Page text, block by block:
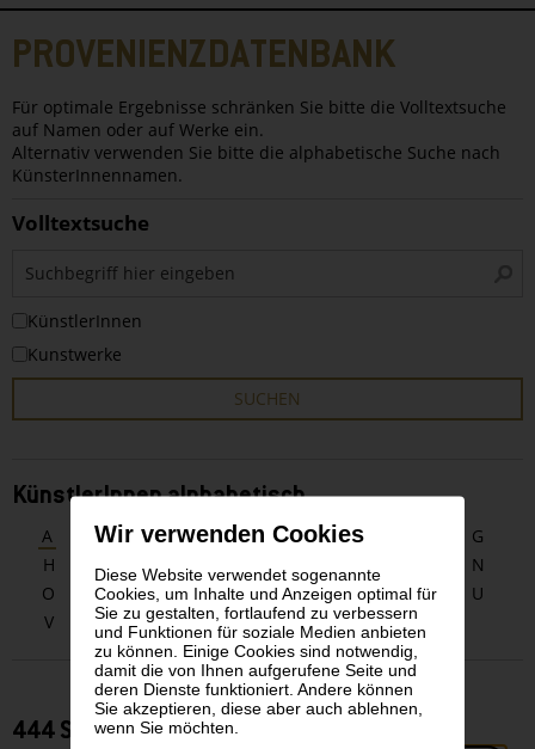
Wir verwenden Cookies
Diese Website verwendet sogenannte
Cookies, um Inhalte und Anzeigen optimal für
Sie zu gestalten, fortlaufend zu verbessern
und Funktionen für soziale Medien anbieten
zu können. Einige Cookies sind notwendig,
damit die von Ihnen aufgerufene Seite und
deren Dienste funktioniert. Andere können
Sie akzeptieren, diese aber auch ablehnen,
wenn Sie möchten.
Sidebar
PROVENIENZDATENBANK
Für optimale Ergebnisse schränken Sie bitte die Volltextsuche
auf Namen oder auf Werke ein.
Alternativ verwenden Sie bitte die alphabetische Suche nach
KünsterInnennamen.
Volltextsuche
KünstlerInnen
Kunstwerke
SUCHEN
KünstlerInnen alphabetisch
A B C D E
G
H
J K
N
O
P Q R S T
U
V
W X Y Z
444 Suchergebnisse zu KünstlerInnen